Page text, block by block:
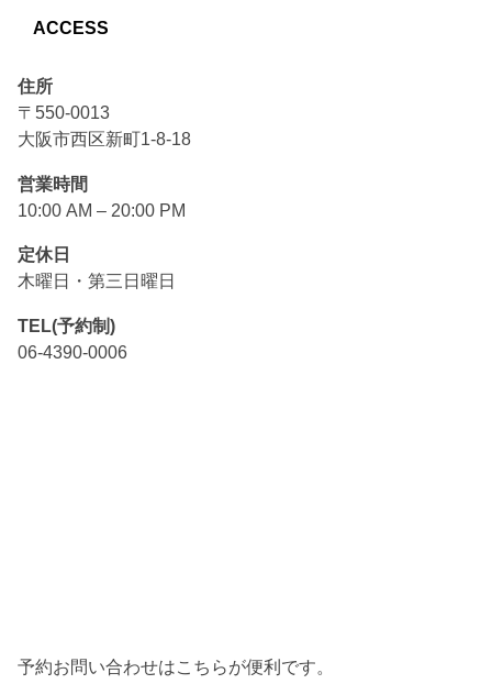
ACCESS
住所
〒550-0013
大阪市西区新町1-8-18
営業時間
10:00 AM – 20:00 PM
定休日
木曜日・第三日曜日
TEL(予約制)
06-4390-0006
予約お問い合わせはこちらが便利です。